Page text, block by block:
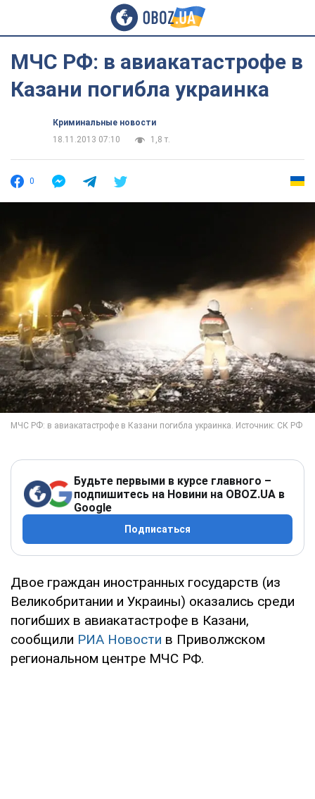
МЧС РФ: в авиакатастрофе в
Казани погибла украинка
Криминальные новости
18.11.2013 07:10
1,8 т.
0
Будьте первыми в курсе главного –
подпишитесь на Новини на OBOZ.UA в
Google
Подписаться
Двое граждан иностранных государств (из
Великобритании и Украины) оказались среди
погибших в авиакатастрофе в Казани,
сообщили РИА Новости в Приволжском
региональном центре МЧС РФ.